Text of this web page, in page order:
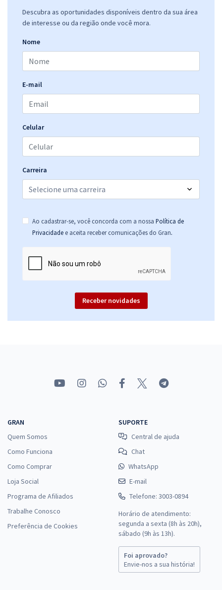
Descubra as oportunidades disponíveis dentro da sua área
de interesse ou da região onde você mora.
Nome
E-mail
Celular
Carreira
Ao cadastrar-se, você concorda com a nossa Política de
Privacidade e aceita receber comunicações do Gran.
Receber novidades
GRAN
Quem Somos
Como Funciona
Como Comprar
Loja Social
Programa de Afiliados
Trabalhe Conosco
Preferência de Cookies
SUPORTE
Central de ajuda
Chat
WhatsApp
E-mail
Telefone: 3003-0894
Horário de atendimento:
segunda a sexta (8h às 20h),
sábado (9h às 13h).
Foi aprovado?
Envie-nos a sua história!